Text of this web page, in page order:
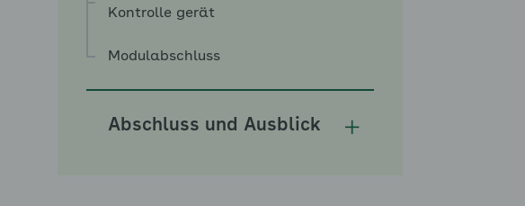
Kontrolle gerät
Modulabschluss
Abschluss und Ausblick